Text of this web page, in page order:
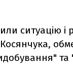
ситуацію і
та